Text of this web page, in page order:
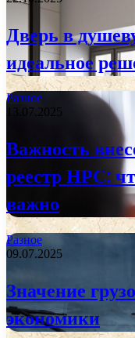
Дверь в
идеальное
Разное
13.07.2025
Важность
реестр НРС:
важно
Разное
09.07.2025
Значение
экономики